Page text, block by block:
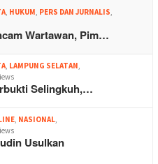
, HUKUM, PERS DAN JURNALIS,
Wartawan, Pim…
, LAMPUNG SELATAN,
Selingkuh,…
, NASIONAL,
Usulkan